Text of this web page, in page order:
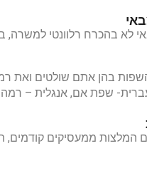
לא בהכרח רלוונטי למשרה,
השפות בהן אתם שולטים ואת
שפת אם, אנגלית – רמה
המלצות ממעסיקים קודמים,